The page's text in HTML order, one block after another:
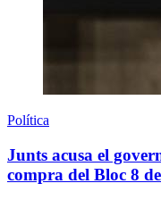
Política
Junts acusa el
compra del Bloc 8